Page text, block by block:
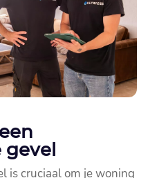
is cruciaal om je woning